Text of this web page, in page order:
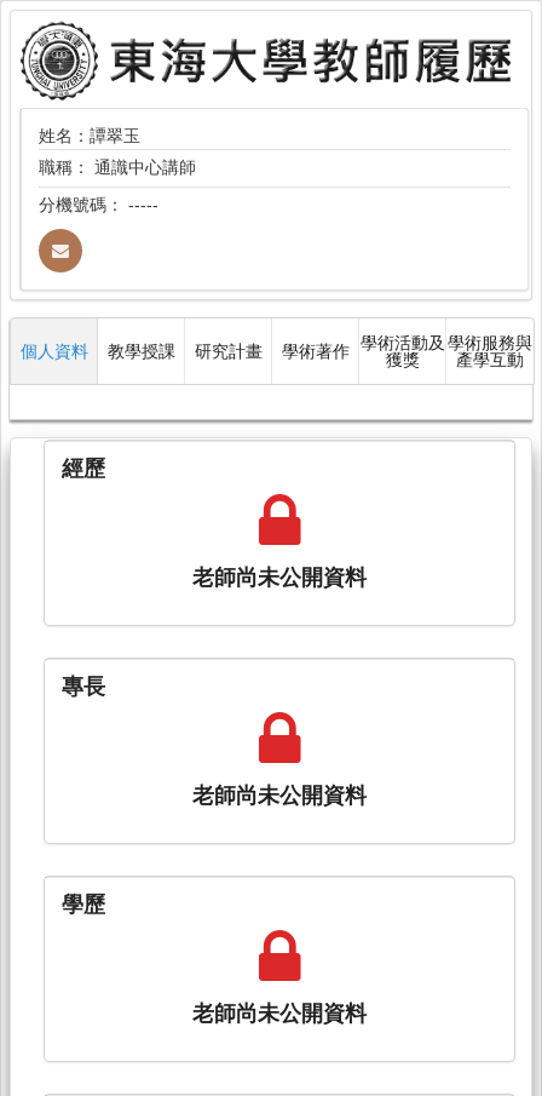
姓名：譚翠玉
職稱： 通識中心講師
分機號碼： -----
個人資料 教學授課 研究計畫 學術著作 學術活動及
獲獎
學術服務與
產學互動
經歷
老師尚未公開資料
專長
老師尚未公開資料
學歷
老師尚未公開資料